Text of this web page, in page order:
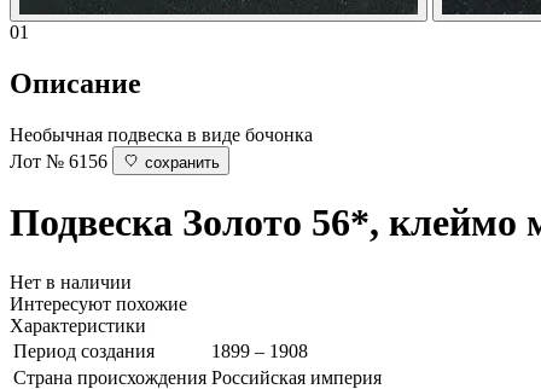
01
Описание
Необычная подвеска в виде бочонка
Лот № 6156
сохранить
Подвеска Золото 56*,
Нет в наличии
Интересуют похожие
Характеристики
Период создания
1899 – 1908
Страна происхождения Российская империя